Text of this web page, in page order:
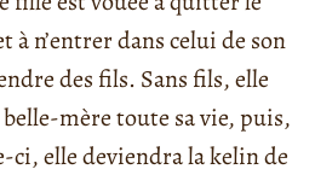
à n’entrer dans celui de son
des fils. Sans fils, elle
belle-mère toute sa vie, puis,
ci, elle deviendra la kelin de